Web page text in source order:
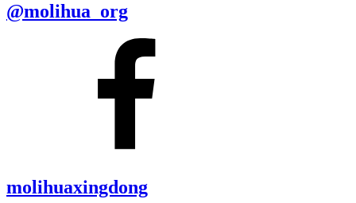
@molihua_org
molihuaxingdong